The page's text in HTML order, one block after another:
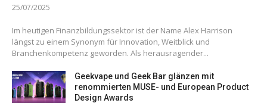
25/07/2025
Im heutigen Finanzbildungssektor ist der Name Alex Harrison
längst zu einem Synonym für Innovation, Weitblick und
Branchenkompetenz geworden. Als herausragender...
Geekvape und Geek Bar glänzen mit
renommierten MUSE- und European Product
Design Awards